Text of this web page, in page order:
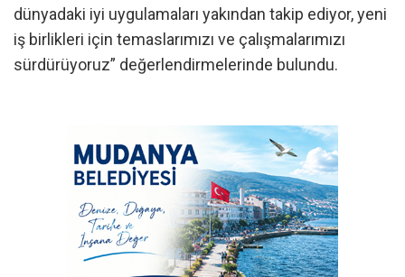
dünyadaki iyi uygulamaları yakından takip ediyor, yeni
iş birlikleri için temaslarımızı ve çalışmalarımızı
sürdürüyoruz” değerlendirmelerinde bulundu.